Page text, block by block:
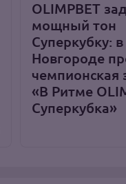
OLIMPBET
мощный тон
Суперкубку:
Новгороде
чемпионская
«В Ритме
Суперкубка»